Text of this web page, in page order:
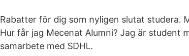
Rabatter för dig som nyligen slutat studera.
Hur får jag Mecenat Alumni? Jag är student
samarbete med SDHL.